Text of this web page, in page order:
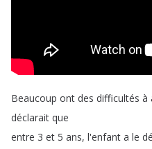
Beaucoup ont des difficultés à
déclarait que
entre 3 et 5 ans, l'enfant a le